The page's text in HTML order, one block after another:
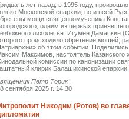
лет назад, в 1995 году,
Московской епархии, но и всей
мощи священномученика
одним из первых
лихолетья. Игумен Дамаскин
происходило обретение мощей,
об этом событии.
Максимов, настоятель Казанского
комиссии по канонизации
клирик Балашихинской епархии.
Петр Торик
сентября 2025 г. 14:30
Никодим (Ротов) во